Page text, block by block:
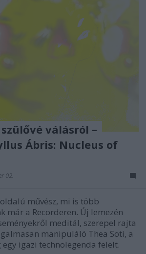
válásról –
Ábris: Nucleus of
02.
művész, mi is több
már a Recorderen. Új lemezén
meditál, szerepel rajta
manipuláló Thea Soti, a
igazi technolegenda felelt.